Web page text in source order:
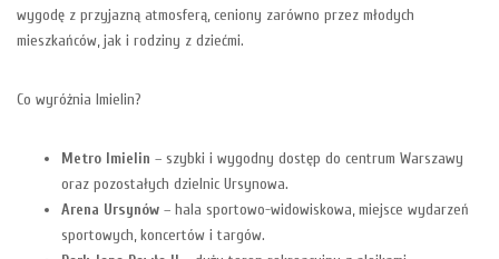
wygodę z przyjazną atmosferą, ceniony zarówno przez młodych
mieszkańców, jak i rodziny z dziećmi.
Co wyróżnia Imielin?
Metro Imielin – szybki i wygodny dostęp do centrum Warszawy
oraz pozostałych dzielnic Ursynowa.
Arena Ursynów – hala sportowo-widowiskowa, miejsce wydarzeń
sportowych, koncertów i targów.